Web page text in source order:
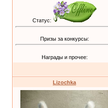
Статус:
Призы за конкурсы:
Награды и прочее:
Lizochka